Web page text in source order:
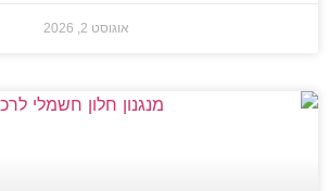
אוגוסט 2, 2026